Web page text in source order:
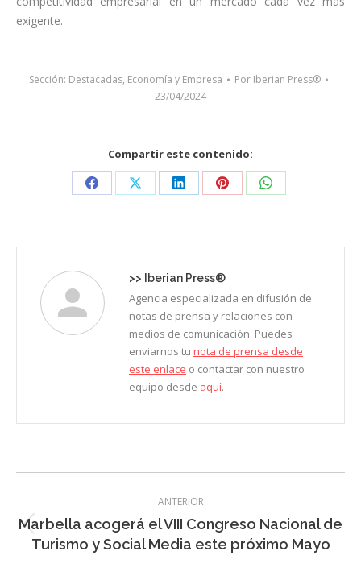
exigente.
Sección: Destacadas, Economía y Empresa Por Iberian Press®
23/04/2024
Compartir este contenido:
Share
Facebook
Share
X
Share
LinkedIn
Share
Pinterest
Share
WhatsApp
>> Iberian Press®
Agencia especializada en difusión de
notas de prensa y relaciones con
medios de comunicación. Puedes
enviarnos tu nota de prensa desde
este enlace o contactar con nuestro
equipo desde aquí.
entre
entradas
ANTERIOR
Entrada
anterior:
Marbella acogerá el VIII Congreso Nacional de
Turismo y Social Media este próximo Mayo